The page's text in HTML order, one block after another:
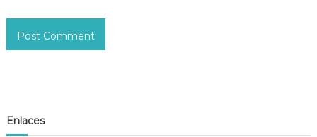
Enlaces